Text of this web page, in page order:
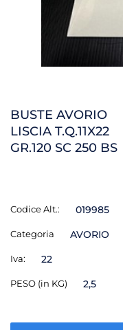
BUSTE AVORIO
LISCIA T.Q.11X22
GR.120 SC 250 BS
Codice Alt.: 019985
Categoria AVORIO
Iva: 22
PESO (in KG) 2,5